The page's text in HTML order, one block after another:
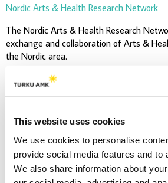
This website uses cookies
We use cookies to personalise
provide social media features and to
We also share information about
Nordic Arts & Health Research Network
The Nordic Arts & Health Research
exchange and collaboration of Arts &
the Nordic area.
Yhteistuumin – Kuntien
Yhteistuumin-kehittämistehtävän
kulttuuritoimintalain toteutumista kaikissa
Yhteistuumin verkottaa kunta-alan
fasilitoi vertaisoppimista sekä toimii
kulttuuritoiminnan kehittämisen kentälle.